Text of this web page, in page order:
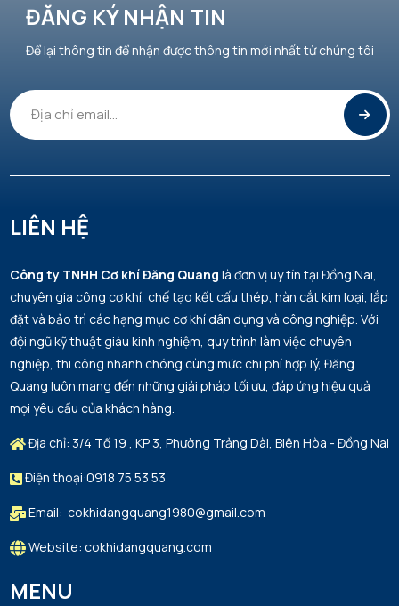
ĐĂNG KÝ NHẬN TIN
Để lại thông tin để nhận được thông tin mới nhất từ chúng tôi
LIÊN HỆ
Công ty TNHH Cơ khí Đăng Quang là đơn vị uy tín tại Đồng Nai,
chuyên gia công cơ khí, chế tạo kết cấu thép, hàn cắt kim loại, lắp
đặt và bảo trì các hạng mục cơ khí dân dụng và công nghiệp. Với
đội ngũ kỹ thuật giàu kinh nghiệm, quy trình làm việc chuyên
nghiệp, thi công nhanh chóng cùng mức chi phí hợp lý, Đăng
Quang luôn mang đến những giải pháp tối ưu, đáp ứng hiệu quả
mọi yêu cầu của khách hàng.
Địa chỉ: 3/4 Tổ 19 , KP 3, Phường Trảng Dài, Biên Hòa - Đồng Nai
Điện thoại:0918 75 53 53
Email: cokhidangquang1980@gmail.com
Website: cokhidangquang.com
MENU